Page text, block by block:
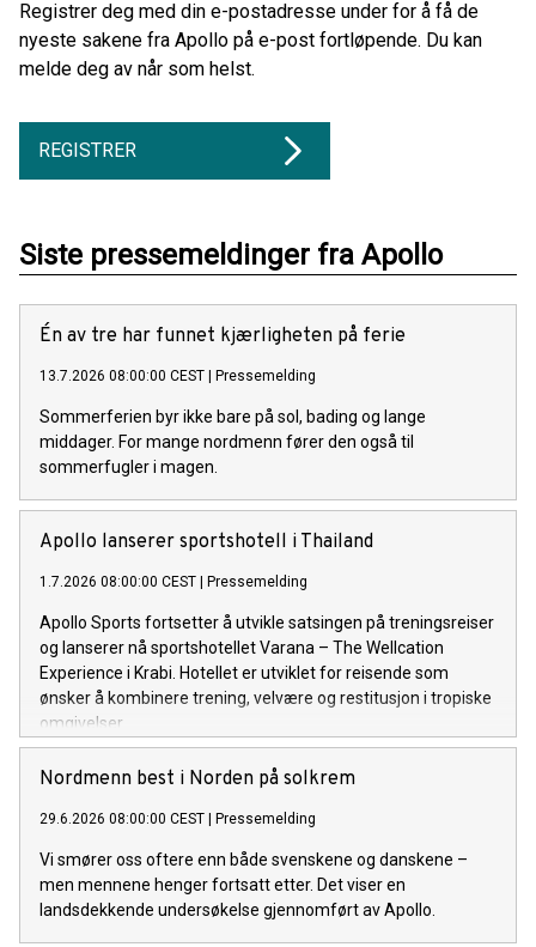
Registrer deg med din e-postadresse under for å få de
nyeste sakene fra Apollo på e-post fortløpende. Du kan
melde deg av når som helst.
REGISTRER
Siste pressemeldinger fra Apollo
Én av tre har funnet kjærligheten på ferie
13.7.2026 08:00:00 CEST Pressemelding
Sommerferien byr ikke bare på sol, bading og lange
middager. For mange nordmenn fører den også til
sommerfugler i magen.
Apollo lanserer sportshotell i Thailand
1.7.2026 08:00:00 CEST Pressemelding
Apollo Sports fortsetter å utvikle satsingen på treningsreiser
og lanserer nå sportshotellet Varana – The Wellcation
Experience i Krabi. Hotellet er utviklet for reisende som
ønsker å kombinere trening, velvære og restitusjon i tropiske
omgivelser.
Nordmenn best i Norden på solkrem
29.6.2026 08:00:00 CEST Pressemelding
Vi smører oss oftere enn både svenskene og danskene –
men mennene henger fortsatt etter. Det viser en
landsdekkende undersøkelse gjennomført av Apollo.